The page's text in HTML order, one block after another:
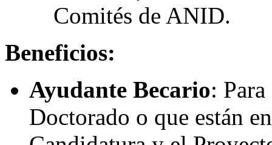
Comités de ANID.
Beneficios:
Ayudante Becario:
Doctorado o que están